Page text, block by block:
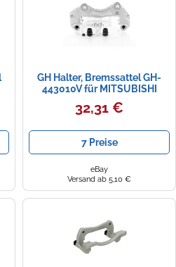
GH Halter, Bremssattel GH-
443010V für MITSUBISHI
32,31 €
7 Preise
eBay
Versand ab 5,10 €